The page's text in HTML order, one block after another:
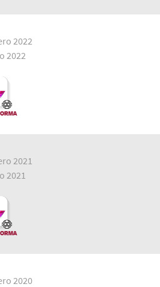
2022
2022
2021
2021
2020